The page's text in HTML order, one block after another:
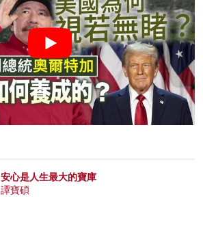
安心是人生最大的寶庫
譚寶碩